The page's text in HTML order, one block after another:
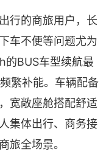
行的商旅用户，长
车不便等问题尤为
的BUS车型续航最
繁补能。车辆配备
宽敞座舱搭配舒适
集体出行、商务接
旅全场景。